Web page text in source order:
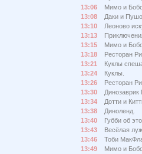
13:06
Мимо и
13:08
Даки и
13:10
Леоново
13:13
13:15
Мимо и
13:18
Ресторан
13:21
Куклы
13:24
Куклы.
13:26
Ресторан
13:30
Динозаврик
13:34
Дотти и
13:38
Диноленд.
13:40
Губби об
13:43
Весёлая
13:46
Тоби
13:49
Мимо и